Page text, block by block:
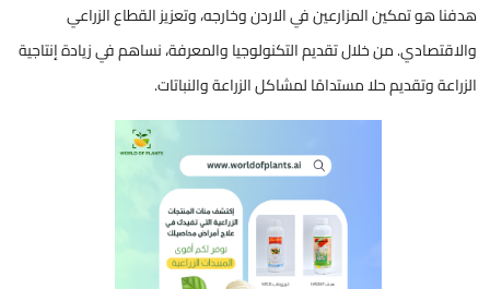
هدفنا هو تمكين المزارعين في الاردن وخارجه، وتعزيز القطاع الزراعي
والاقتصادي. من خلال تقديم التكنولوجيا والمعرفة، نساهم في زيادة إنتاجية
الزراعة وتقديم حلا مستدامًا لمشاكل الزراعة والنباتات.